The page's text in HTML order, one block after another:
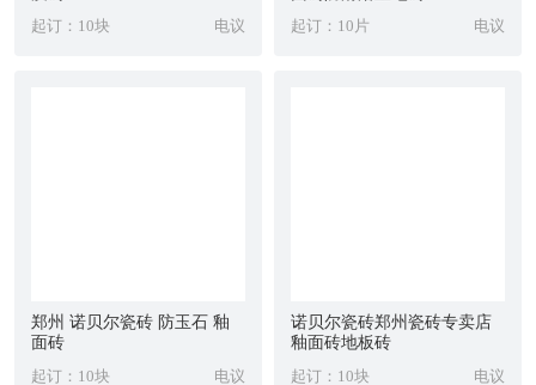
起订：10块 电议 起订：10片 电议
郑州 诺贝尔瓷砖 防玉石 釉
面砖
起订：10块 电议
诺贝尔瓷砖郑州瓷砖专卖店
釉面砖地板砖
起订：10块 电议